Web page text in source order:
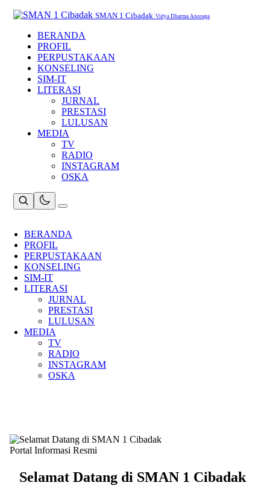
SMAN 1 Cibadak Vidya Dharma Anoraga
BERANDA
PROFIL
PERPUSTAKAAN
KONSELING
SIM-IT
LITERASI
JURNAL
PRESTASI
LULUSAN
MEDIA
TV
RADIO
INSTAGRAM
OSKA
BERANDA
PROFIL
PERPUSTAKAAN
KONSELING
SIM-IT
LITERASI
JURNAL
PRESTASI
LULUSAN
MEDIA
TV
RADIO
INSTAGRAM
OSKA
Portal Informasi Resmi
Selamat Datang di SMAN 1 Cibadak